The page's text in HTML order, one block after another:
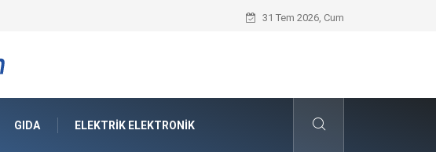
Audi Parça Seçiminde Mühendislik
31 Tem 2026, Cum
GIDA ELEKTRIK ELEKTRONIK